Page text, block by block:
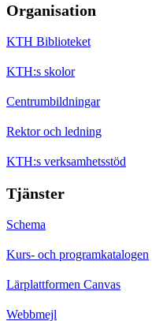
Organisation
KTH Biblioteket
KTH:s skolor
Centrumbildningar
Rektor och ledning
KTH:s verksamhetsstöd
Tjänster
Schema
Kurs- och programkatalogen
Lärplattformen Canvas
Webbmejl